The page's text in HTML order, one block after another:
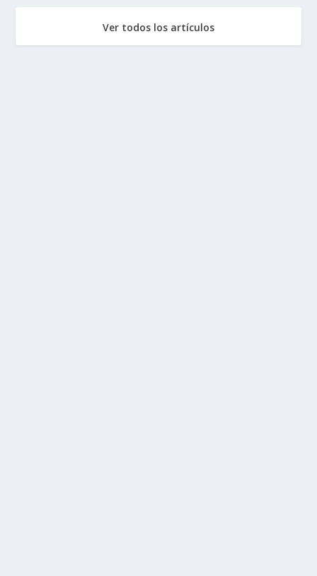
Ver todos los artículos